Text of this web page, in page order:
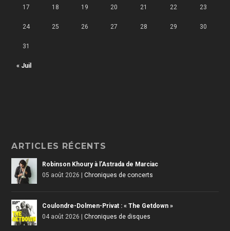
« Juil
17 18 19 20 21 22 23
24 25 26 27 28 29 30
31
ARTICLES RÉCENTS
Robinson Khoury à l’Astrada de Marciac
05 août 2026
|Chroniques de concerts
Coulondre-Dolmen-Privat : « The Getdown »
04 août 2026
|Chroniques de disques